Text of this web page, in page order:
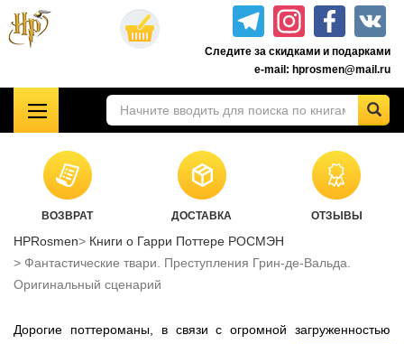
Перейти
Следите за скидками и подарками
e-mail: hprosmen@mail.ru
Комплекты книг о Гарри Поттере
Акционные товары к комплекту 7 книг Росмэн
Учебники Хогвартса
Настольные игры
ВОЗВРАТ ДОСТАВКА ОТЗЫВЫ
HPRosmen
Книги о Гарри Поттере РОСМЭН
Фантастические твари. Преступления Грин-де-Вальда.
Оригинальный сценарий
Дорогие поттероманы, в связи с огромной загруженностью